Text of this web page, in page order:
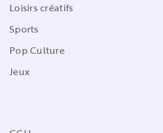
Loisirs créatifs
Sports
Pop Culture
Jeux